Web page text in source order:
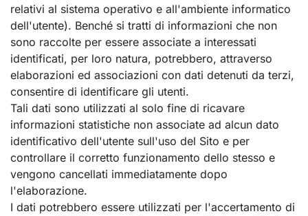
relativi al sistema operativo e all'ambiente informatico
dell'utente). Benché si tratti di informazioni che non
sono raccolte per essere associate a interessati
identificati, per loro natura, potrebbero, attraverso
elaborazioni ed associazioni con dati detenuti da terzi,
consentire di identificare gli utenti.
Tali dati sono utilizzati al solo fine di ricavare
informazioni statistiche non associate ad alcun dato
identificativo dell'utente sull'uso del Sito e per
controllare il corretto funzionamento dello stesso e
vengono cancellati immediatamente dopo
l'elaborazione.
I dati potrebbero essere utilizzati per l'accertamento di